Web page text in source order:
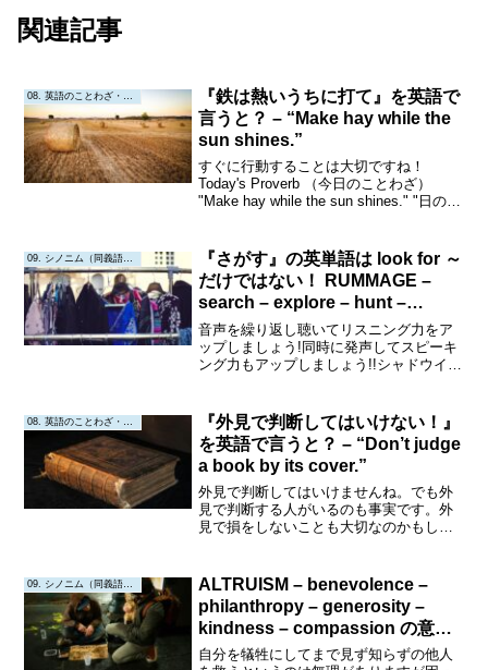
関連記事
『鉄は熱いうちに打て』を英語で
言うと？ – “Make hay while the
sun shines.”
すぐに行動することは大切ですね！
Today's Proverb （今日のことわざ）
"Make hay while the sun shines." "日の当
09. シノニム（同義語・類義語）
『さがす』の英単語は look for ～
だけではない！ RUMMAGE –
search – explore – hunt –
forage – scour の意味、類義語、
例文
音声を繰り返し聴いてリスニング力をア
ップしましょう!同時に発声してスピーキ
ング力もアップしましょう!!シャドウイン
（Verb）および名詞（Noun）発音記号...
『外見で判断してはいけない！』
を英語で言うと？ – “Don’t judge
a book by its cover.”
外見で判断してはいけませんね。でも外
見で判断する人がいるのも事実です。外
見で損をしないことも大切なのかもしれ
"...
ALTRUISM – benevolence –
philanthropy – generosity –
kindness – compassion の意
味、例文、発音記号、類義語
自分を犠牲にしてまで見ず知らずの他人